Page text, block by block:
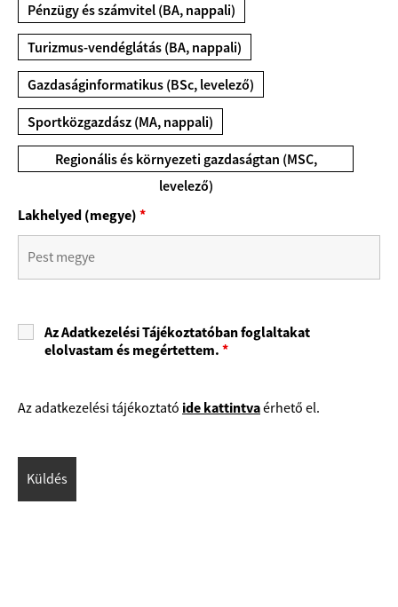
Pénzügy és számvitel (BA, nappali)
Turizmus-vendéglátás (BA, nappali)
Gazdaságinformatikus (BSc, levelező)
Sportközgazdász (MA, nappali)
Regionális és környezeti gazdaságtan (MSC,
levelező)
Lakhelyed (megye)*
Az Adatkezelési Tájékoztatóban foglaltakat
elolvastam és megértettem.*
Az adatkezelési tájékoztató ide kattintvaérhető el.